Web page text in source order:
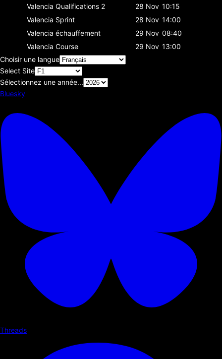
Valencia Qualifications 2 28 Nov 10:15
Valencia Sprint 28 Nov 14:00
Valencia échauffement 29 Nov 08:40
Valencia Course 29 Nov 13:00
Choisir une langue
Select Site
Sélectionnez une année...
Bluesky
Threads